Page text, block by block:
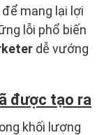
mang lại lợi
lỗi phổ biến
dễ vướng
được tạo ra
khối lượng